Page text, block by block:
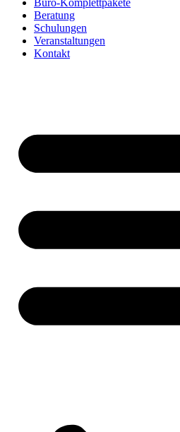
Büro-Komplettpakete
Beratung
Schulungen
Veranstaltungen
Kontakt